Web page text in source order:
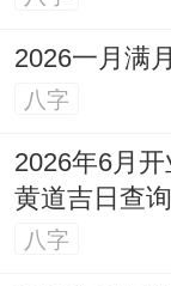
2026一月满
八字
2026年6月
黄道吉日查询
八字